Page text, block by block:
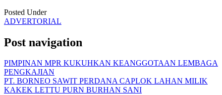
Posted Under
ADVERTORIAL
Post navigation
PIMPINAN MPR KUKUHKAN KEANGGOTAAN LEMBAGA
PENGKAJIAN
PT. BORNEO SAWIT PERDANA CAPLOK LAHAN MILIK
KAKEK LETTU PURN BURHAN SANI